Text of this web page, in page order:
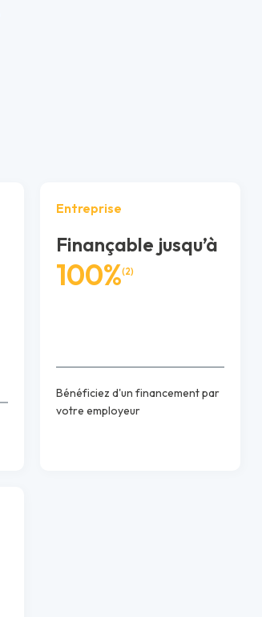
Entreprise
Finançable jusqu’à
100%(2)
Bénéficiez d'un financement par
votre employeur